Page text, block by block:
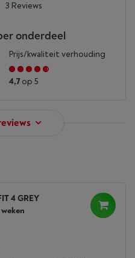
3 Reviews
onderdeel
Prijs/kwaliteit verhouding
4,7op 5
4 GREY